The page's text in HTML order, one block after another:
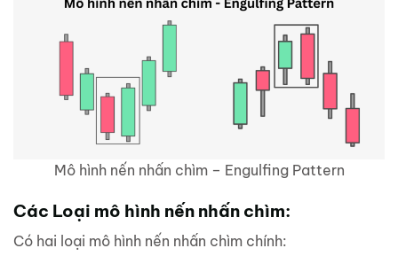
Mô hình nến nhấn chìm – Engulfing Pattern
Các Loại mô hình nến nhấn chìm:
Có hai loại mô hình nến nhấn chìm chính: